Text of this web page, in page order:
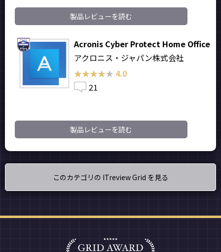
製品レビューを読む
Acronis Cyber Protect Home Office
アクロニス・ジャパン株式会社
★★★★★
★★★★★ 4.0
21
製品レビューを読む
このカテゴリの ITreview Grid を見る